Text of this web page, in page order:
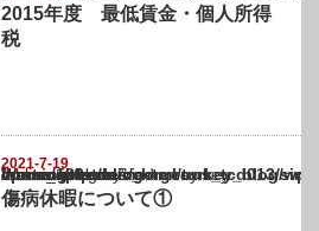
2015年度 最低賃金・個人所得
税
2021-7-19
Warning
: Undefined array key "show_category" in
/home/netst/kuno-cpa.co.jp/public_html/turkey_blog/wp-content/themes/
on line183
傷病休暇について①